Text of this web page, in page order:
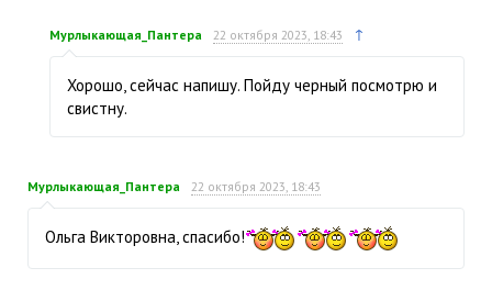
Мурлыкающая_Пантера 22 октября 2023, 18:43 ↑
Хорошо, сейчас напишу. Пойду черный посмотрю и
свистну.
Мурлыкающая_Пантера 22 октября 2023, 18:43
Ольга Викторовна, спасибо!